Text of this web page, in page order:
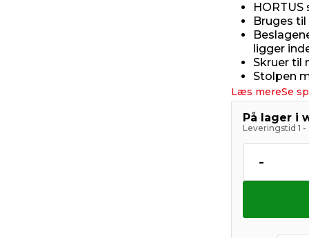
Bruges
ligger
Skruer til
Stolpen
Læs mereSe
På lager i
Leveringstid 1
-